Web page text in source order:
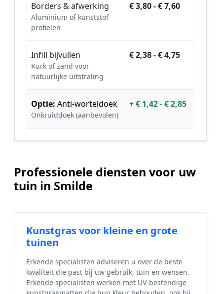
Borders & afwerking
Aluminium of kunststof
profielen
€ 3,80 - € 7,60
Infill bijvullen
Kurk of zand voor
natuurlijke uitstraling
€ 2,38 - € 4,75
Optie: Anti-worteldoek
Onkruiddoek (aanbevolen)
+ € 1,42 - € 2,85
Professionele diensten voor uw
tuin in Smilde
Kunstgras voor kleine en grote
tuinen
Erkende specialisten adviseren u over de beste
kwaliteit die past bij uw gebruik, tuin en wensen.
Erkende specialisten werken met UV-bestendige